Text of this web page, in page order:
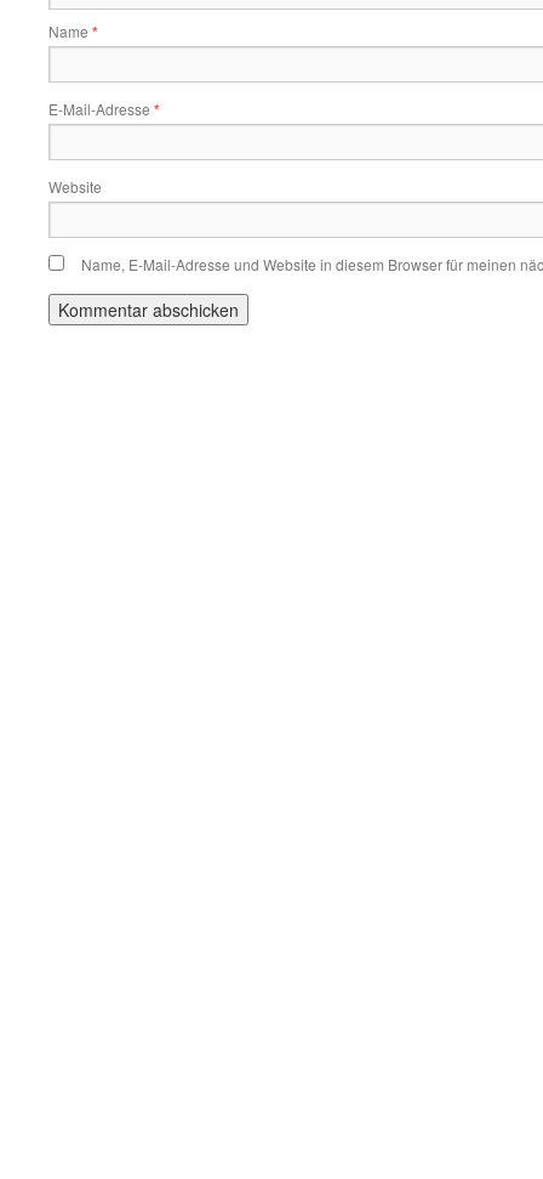
Name *
E-Mail-Adresse *
Website
Name, E-Mail-Adresse und Website in diesem Browser für meinen